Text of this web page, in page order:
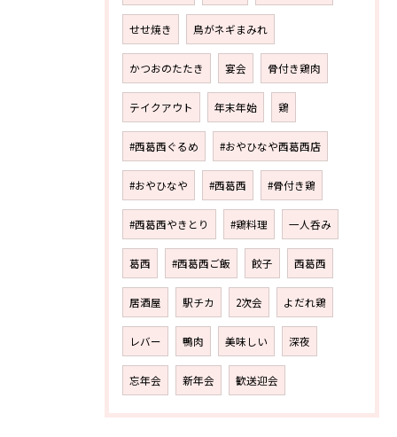
せせ焼き 鳥がネギまみれ
かつおのたたき 宴会 骨付き鶏肉
テイクアウト 年末年始 鶏
#西葛西ぐるめ #おやひなや西葛西店
#おやひなや #西葛西 #骨付き鶏
#西葛西やきとり #鶏料理 一人呑み
葛西 #西葛西ご飯 餃子 西葛西
居酒屋 駅チカ 2次会 よだれ鶏
レバー 鴨肉 美味しい 深夜
忘年会 新年会 歓送迎会